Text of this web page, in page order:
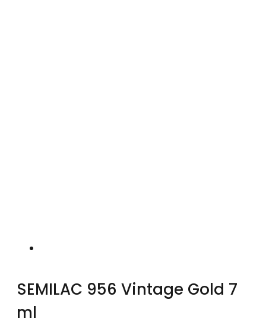
SEMILAC 956 Vintage Gold 7
ml